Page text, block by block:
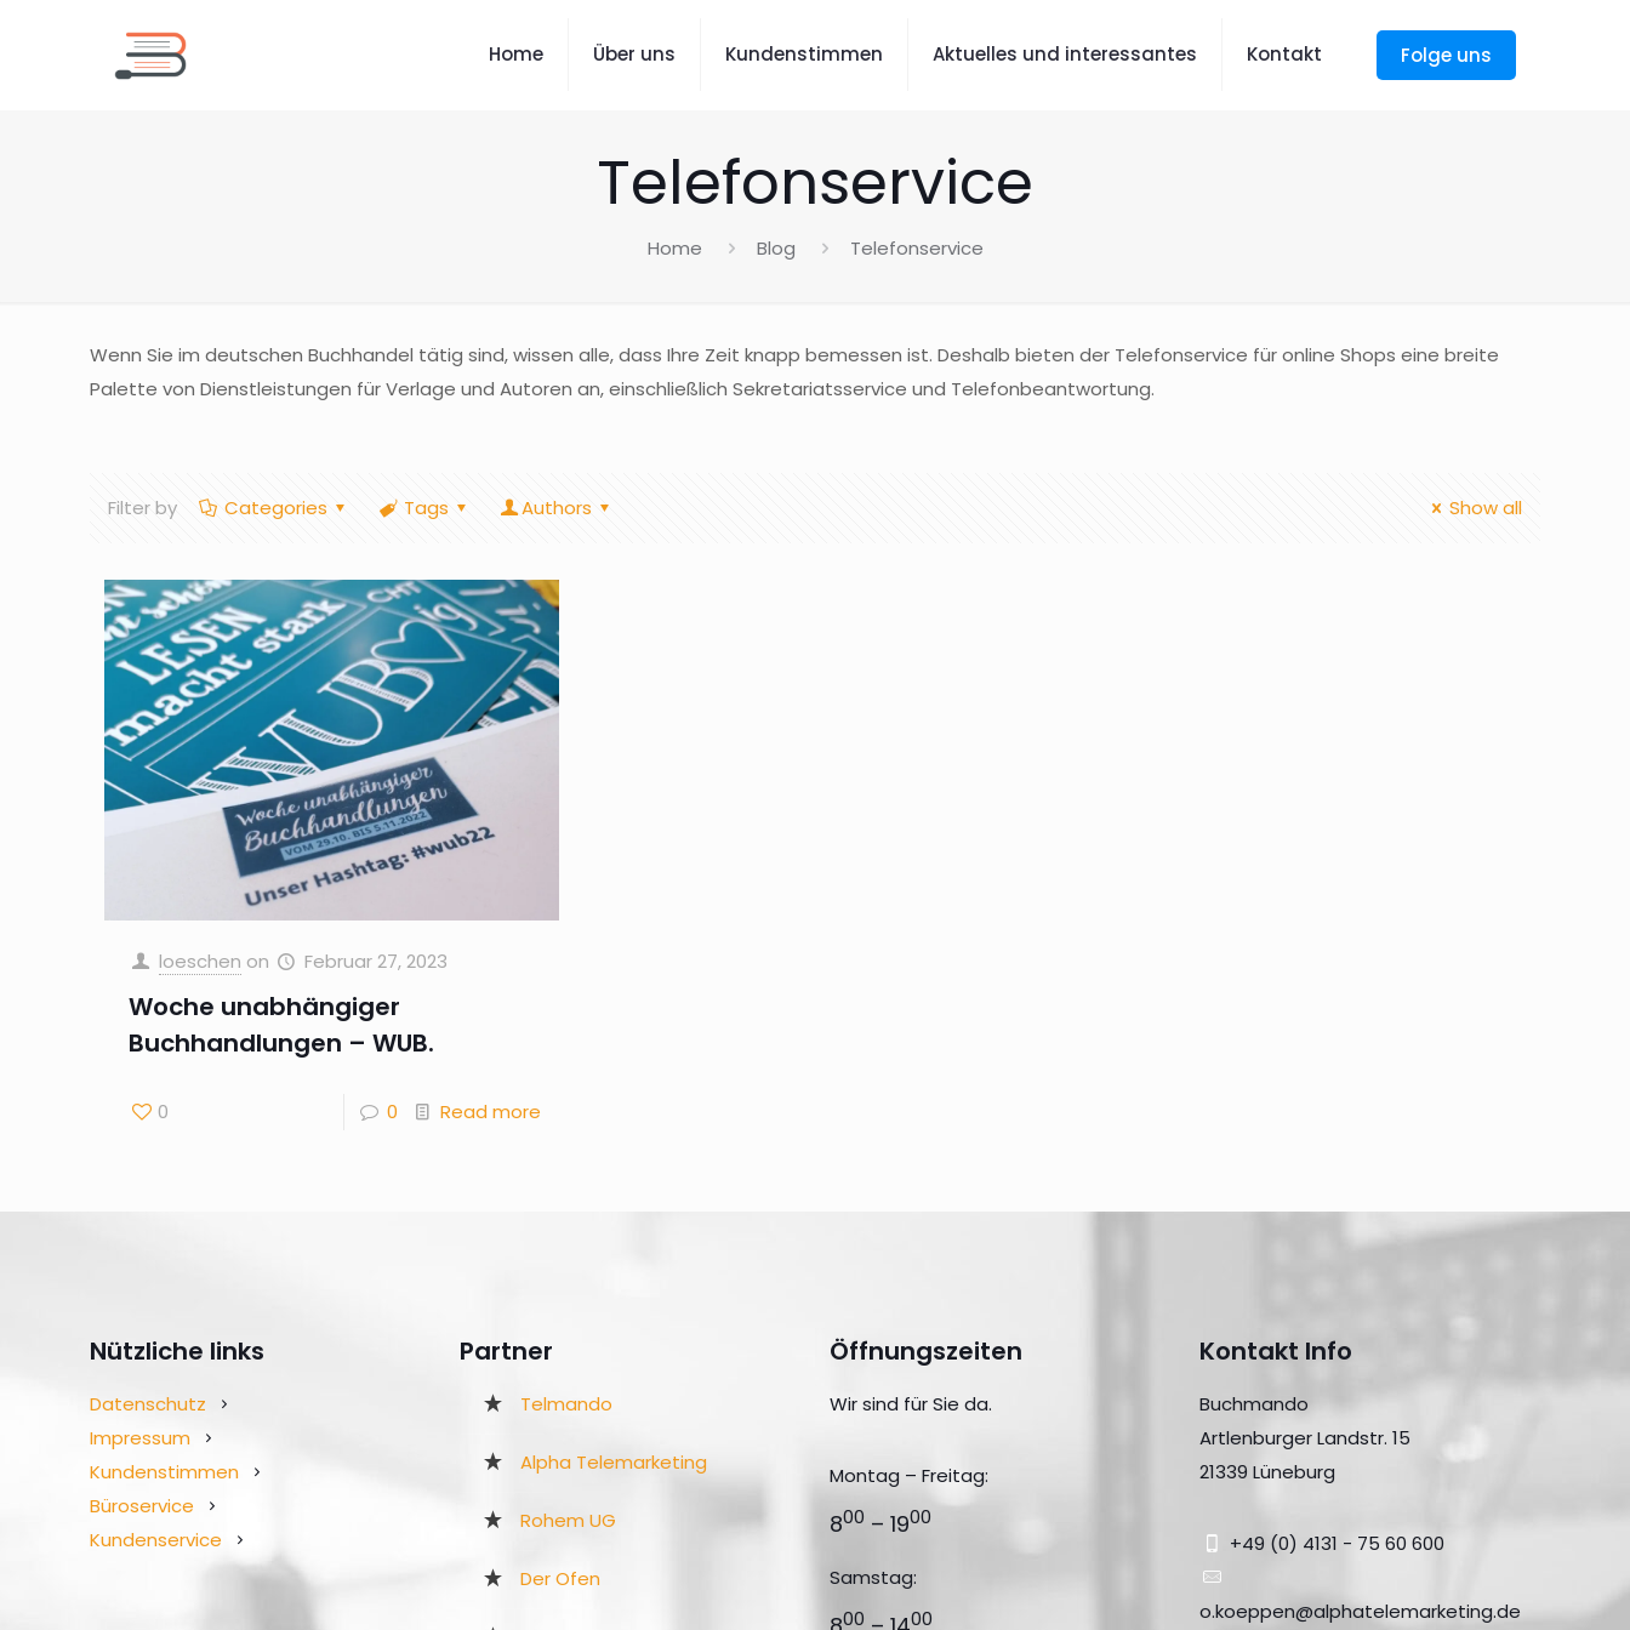
Home Über uns Kundenstimmen Aktuelles und interessantes Kontakt Folge uns
Telefonservice
Home Blog Telefonservice
Wenn Sie im deutschen Buchhandel tätig sind, wissen alle, dass Ihre Zeit knapp bemessen ist. Deshalb bieten der Telefonservice für online Shops eine breite
Palette von Dienstleistungen für Verlage und Autoren an, einschließlich Sekretariatsservice und Telefonbeantwortung.
Filter by Categories Tags Authors Show all
loeschen on Februar 27, 2023
Woche unabhängiger
Buchhandlungen – WUB.
0 0 Read more
Nützliche links
Datenschutz
Impressum
Kundenstimmen
Büroservice
Kundenservice
Partner
Telmando
Alpha Telemarketing
Rohem UG
Der Ofen
Öffnungszeiten
Wir sind für Sie da.
Montag – Freitag:
800 – 1900
Samstag:
00 00
Kontakt Info
Buchmando
Artlenburger Landstr. 15
21339 Lüneburg
+49 (0) 4131 - 75 60 600
o.koeppen@alphatelemarketing.de